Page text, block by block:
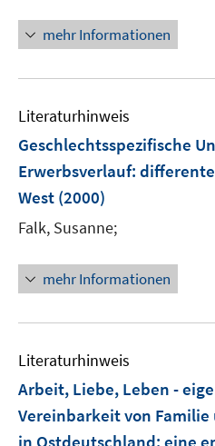
mehr Informationen
Literaturhinweis
Geschlechtsspezifische
Erwerbsverlauf:
West (2000)
Falk, Susanne;
mehr Informationen
Literaturhinweis
Arbeit, Liebe, Leben -
Vereinbarkeit von
in Ostdeutschland: eine